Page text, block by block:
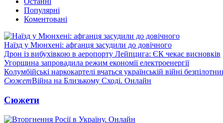
Популярні
Коментовані
Наїзд у Мюнхені: афганця засудили до довічного
Дрон із вибухівкою в аеропорту Лейпцига: ЄК чекає висновків
Угорщина запровадила режим економії електроенергії
Колумбійські наркокартелі вчаться українській війні
СюжетВійна на Близькому Сході. Онлайн
Сюжети